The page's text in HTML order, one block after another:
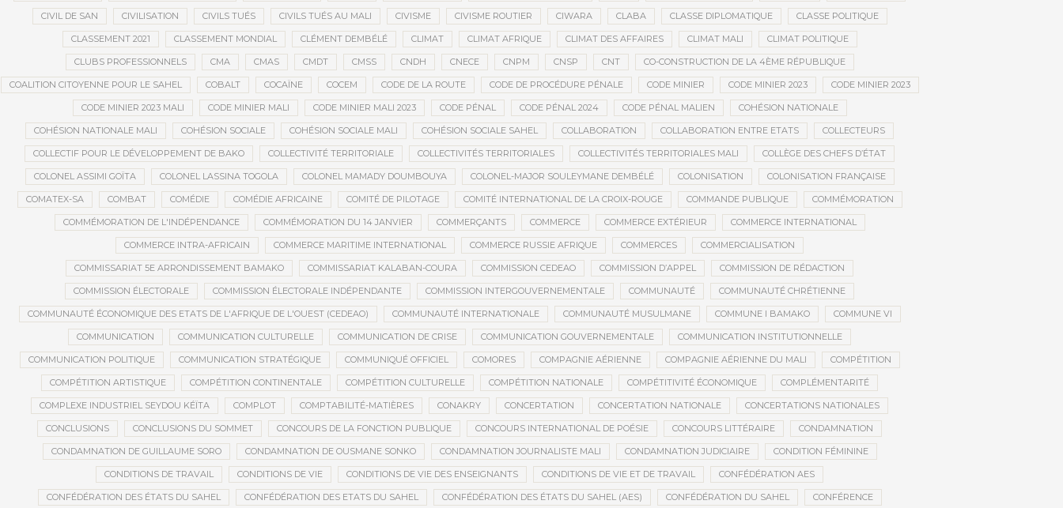
CIVIL DE SAN CIVILISATION CIVILS TUÉS CIVILS TUÉS AU MALI CIVISME CIVISME ROUTIER CIWARA CLABA CLASSE DIPLOMATIQUE CLASSE POLITIQUE
CLASSEMENT 2021 CLASSEMENT MONDIAL CLÉMENT DEMBÉLÉ CLIMAT CLIMAT AFRIQUE CLIMAT DES AFFAIRES CLIMAT MALI CLIMAT POLITIQUE
CLUBS PROFESSIONNELS CMA CMAS CMDT CMSS CNDH CNECE CNPM CNSP CNT CO-CONSTRUCTION DE LA 4ÈME RÉPUBLIQUE
COALITION CITOYENNE POUR LE SAHEL COBALT COCAÏNE COCEM CODE DE LA ROUTE CODE DE PROCÉDURE PÉNALE CODE MINIER CODE MINIER 2023 CODE MINIER 2023
CODE MINIER 2023 MALI CODE MINIER MALI CODE MINIER MALI 2023 CODE PÉNAL CODE PÉNAL 2024 CODE PÉNAL MALIEN COHÉSION NATIONALE
COHÉSION NATIONALE MALI COHÉSION SOCIALE COHÉSION SOCIALE MALI COHÉSION SOCIALE SAHEL COLLABORATION COLLABORATION ENTRE ETATS COLLECTEURS
COLLECTIF POUR LE DÉVELOPPEMENT DE BAKO COLLECTIVITÉ TERRITORIALE COLLECTIVITÉS TERRITORIALES COLLECTIVITÉS TERRITORIALES MALI COLLÈGE DES CHEFS D’ÉTAT
COLONEL ASSIMI GOÏTA COLONEL LASSINA TOGOLA COLONEL MAMADY DOUMBOUYA COLONEL-MAJOR SOULEYMANE DEMBÉLÉ COLONISATION COLONISATION FRANÇAISE
COMATEX-SA COMBAT COMÉDIE COMÉDIE AFRICAINE COMITÉ DE PILOTAGE COMITÉ INTERNATIONAL DE LA CROIX-ROUGE COMMANDE PUBLIQUE COMMÉMORATION
COMMÉMORATION DE L'INDÉPENDANCE COMMÉMORATION DU 14 JANVIER COMMERÇANTS COMMERCE COMMERCE EXTÉRIEUR COMMERCE INTERNATIONAL
COMMERCE INTRA-AFRICAIN COMMERCE MARITIME INTERNATIONAL COMMERCE RUSSIE AFRIQUE COMMERCES COMMERCIALISATION
COMMISSARIAT 5E ARRONDISSEMENT BAMAKO COMMISSARIAT KALABAN-COURA COMMISSION CEDEAO COMMISSION D’APPEL COMMISSION DE RÉDACTION
COMMISSION ÉLECTORALE COMMISSION ÉLECTORALE INDÉPENDANTE COMMISSION INTERGOUVERNEMENTALE COMMUNAUTÉ COMMUNAUTÉ CHRÉTIENNE
COMMUNAUTÉ ÉCONOMIQUE DES ETATS DE L'AFRIQUE DE L'OUEST (CEDEAO) COMMUNAUTÉ INTERNATIONALE COMMUNAUTÉ MUSULMANE COMMUNE I BAMAKO COMMUNE VI
COMMUNICATION COMMUNICATION CULTURELLE COMMUNICATION DE CRISE COMMUNICATION GOUVERNEMENTALE COMMUNICATION INSTITUTIONNELLE
COMMUNICATION POLITIQUE COMMUNICATION STRATÉGIQUE COMMUNIQUÉ OFFICIEL COMORES COMPAGNIE AÉRIENNE COMPAGNIE AÉRIENNE DU MALI COMPÉTITION
COMPÉTITION ARTISTIQUE COMPÉTITION CONTINENTALE COMPÉTITION CULTURELLE COMPÉTITION NATIONALE COMPÉTITIVITÉ ÉCONOMIQUE COMPLÉMENTARITÉ
COMPLEXE INDUSTRIEL SEYDOU KÉÏTA COMPLOT COMPTABILITÉ-MATIÈRES CONAKRY CONCERTATION CONCERTATION NATIONALE CONCERTATIONS NATIONALES
CONCLUSIONS CONCLUSIONS DU SOMMET CONCOURS DE LA FONCTION PUBLIQUE CONCOURS INTERNATIONAL DE POÉSIE CONCOURS LITTÉRAIRE CONDAMNATION
CONDAMNATION DE GUILLAUME SORO CONDAMNATION DE OUSMANE SONKO CONDAMNATION JOURNALISTE MALI CONDAMNATION JUDICIAIRE CONDITION FÉMININE
CONDITIONS DE TRAVAIL CONDITIONS DE VIE CONDITIONS DE VIE DES ENSEIGNANTS CONDITIONS DE VIE ET DE TRAVAIL CONFÉDÉRATION AES
CONFÉDÉRATION DES ÉTATS DU SAHEL CONFÉDÉRATION DES ETATS DU SAHEL CONFÉDÉRATION DES ÉTATS DU SAHEL (AES) CONFÉDÉRATION DU SAHEL CONFÉRENCE